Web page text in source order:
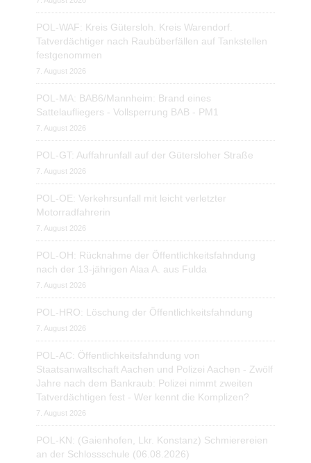
POL-WAF: Kreis Gütersloh. Kreis Warendorf.
Tatverdächtiger nach Raubüberfällen auf Tankstellen
festgenommen
7. August 2026
POL-MA: BAB6/Mannheim: Brand eines
Sattelaufliegers - Vollsperrung BAB - PM1
7. August 2026
POL-GT: Auffahrunfall auf der Gütersloher Straße
7. August 2026
POL-OE: Verkehrsunfall mit leicht verletzter
Motorradfahrerin
7. August 2026
POL-OH: Rücknahme der Öffentlichkeitsfahndung
nach der 13-jährigen Alaa A. aus Fulda
7. August 2026
POL-HRO: Löschung der Öffentlichkeitsfahndung
7. August 2026
POL-AC: Öffentlichkeitsfahndung von
Staatsanwaltschaft Aachen und Polizei Aachen - Zwölf
Jahre nach dem Bankraub: Polizei nimmt zweiten
Tatverdächtigen fest - Wer kennt die Komplizen?
7. August 2026
POL-KN: (Gaienhofen, Lkr. Konstanz) Schmierereien
an der Schlossschule (06.08.2026)